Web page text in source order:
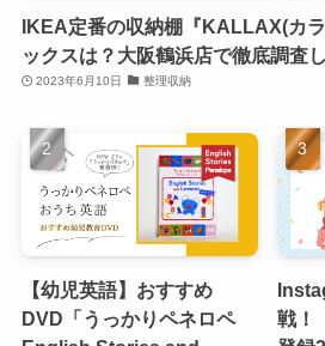
IKEA定番の収納棚『KALLAX(カ
ックスは？大阪鶴浜店で徹底調査
2023年6月10日 整理収納
【幼児英語】おすすめ
DVD「うっかりペネロペ
戦！